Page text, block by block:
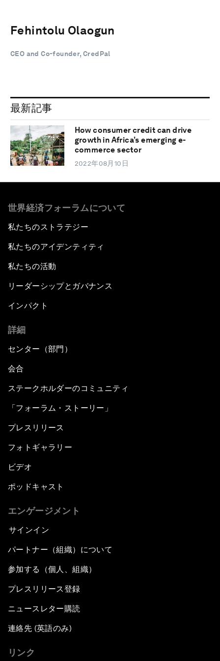
Fehintolu Olaogun
CEO and Co-founder, CredPal
最新記事
How consumer credit can drive
growth in Africa’s emerging e-
commerce sector
2022年08月10日
世界経済フォーラムについて
私たちのストラテジー
私たちのアイデンティティ
私たちの活動
リーダーシップとガバナンス
インパクト
詳細
センター（部門）
会合
ステークホルダーのコミュニティ
「フォーラム・ストーリー」
プレスリリース
フォトギャラリー
ビデオ
ポッドキャスト
エンゲージメント
サインイン
パートナー（組織）について
参加する（個人、組織）
プレスリリース登録
ニュースレター購読
連絡先 (英語のみ)
リンク